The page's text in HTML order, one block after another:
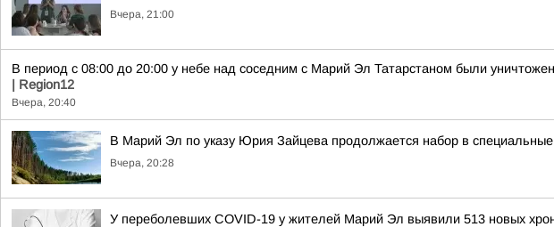
Вчера, 21:00
В период с 08:00 до 20:00 у небе над соседним с Марий Эл Татарстаном были
| Region12
Вчера, 20:40
В Марий Эл по указу Юрия Зайцева продолжается набор в
Вчера, 20:28
У переболевших COVID-19 у жителей Марий Эл выявили 513 новых